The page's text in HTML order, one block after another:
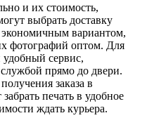
и их стоимость,
выбрать доставку
экономичным вариантом,
фотографий оптом. Для
сервис,
службой прямо до двери.
заказа в
печать в удобное
ждать курьера.